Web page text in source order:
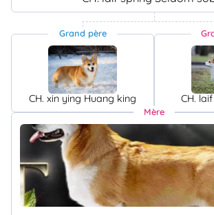
Grand père
CH. xin ying Huang king CH.
Mère